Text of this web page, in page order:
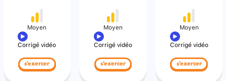
Moyen
Corrigé vidéo
s'exercer
Moyen
Corrigé vidéo
s'exercer
Moyen
Corrigé vidéo
s'exercer